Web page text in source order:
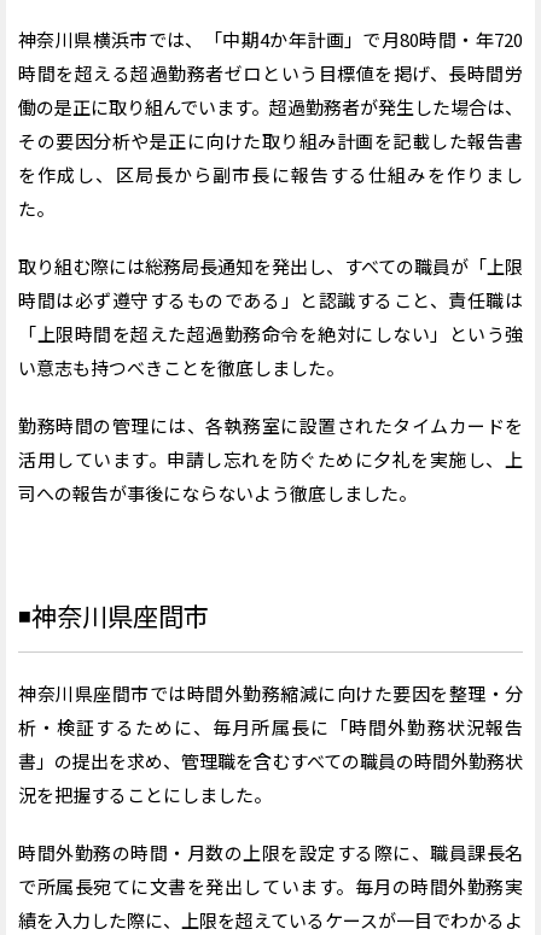
神奈川県横浜市では、「中期4か年計画」で月80時間・年720
時間を超える超過勤務者ゼロという目標値を掲げ、長時間労
働の是正に取り組んでいます。超過勤務者が発生した場合は、
その要因分析や是正に向けた取り組み計画を記載した報告書
を作成し、区局長から副市長に報告する仕組みを作りまし
た。
取り組む際には総務局長通知を発出し、すべての職員が「上限
時間は必ず遵守するものである」と認識すること、責任職は
「上限時間を超えた超過勤務命令を絶対にしない」という強
い意志も持つべきことを徹底しました。
勤務時間の管理には、各執務室に設置されたタイムカードを
活用しています。申請し忘れを防ぐために夕礼を実施し、上
司への報告が事後にならないよう徹底しました。
◾️神奈川県座間市
神奈川県座間市では時間外勤務縮減に向けた要因を整理・分
析・検証するために、毎月所属長に「時間外勤務状況報告
書」の提出を求め、管理職を含むすべての職員の時間外勤務状
況を把握することにしました。
時間外勤務の時間・月数の上限を設定する際に、職員課長名
で所属長宛てに文書を発出しています。毎月の時間外勤務実
績を入力した際に、上限を超えているケースが一目でわかるよ